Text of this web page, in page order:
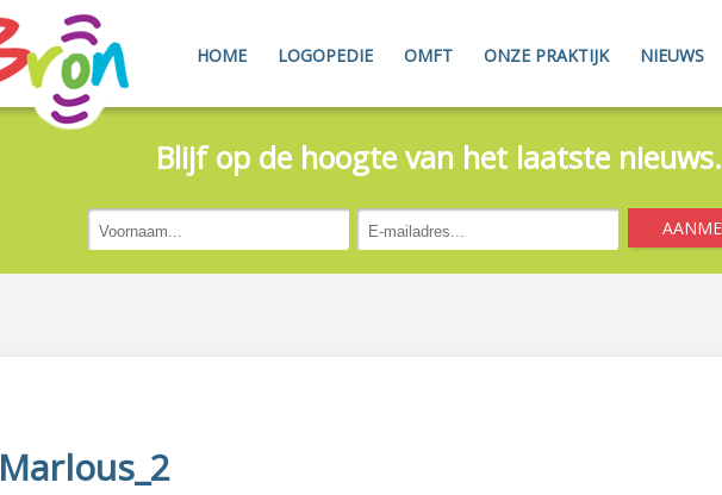
HOME LOGOPEDIE OMFT ONZE PRAKTIJK NIEUWS
Blijf op de hoogte van het laatste nieuws.
Marlous_2